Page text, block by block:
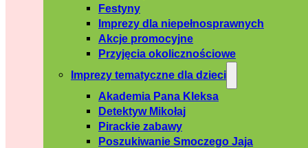
Festyny
Imprezy dla niepełnosprawnych
Akcje promocyjne
Przyjęcia okolicznościowe
Imprezy tematyczne dla dzieci
Akademia Pana Kleksa
Detektyw Mikołaj
Pirackie zabawy
Poszukiwanie Smoczego Jaja